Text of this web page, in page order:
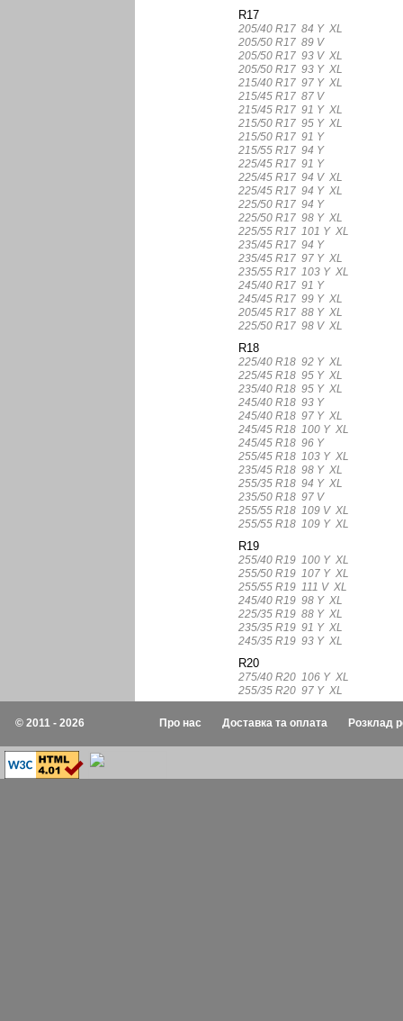
R17
205/40 R17 84 Y XL
205/50 R17 89 V
205/50 R17 93 V XL
205/50 R17 93 Y XL
215/40 R17 97 Y XL
215/45 R17 87 V
215/45 R17 91 Y XL
215/50 R17 95 Y XL
215/50 R17 91 Y
215/55 R17 94 Y
225/45 R17 91 Y
225/45 R17 94 V XL
225/45 R17 94 Y XL
225/50 R17 94 Y
225/50 R17 98 Y XL
225/55 R17 101 Y XL
235/45 R17 94 Y
235/45 R17 97 Y XL
235/55 R17 103 Y XL
245/40 R17 91 Y
245/45 R17 99 Y XL
205/45 R17 88 Y XL
225/50 R17 98 V XL
R18
225/40 R18 92 Y XL
225/45 R18 95 Y XL
235/40 R18 95 Y XL
245/40 R18 93 Y
245/40 R18 97 Y XL
245/45 R18 100 Y XL
245/45 R18 96 Y
255/45 R18 103 Y XL
235/45 R18 98 Y XL
255/35 R18 94 Y XL
235/50 R18 97 V
255/55 R18 109 V XL
255/55 R18 109 Y XL
R19
255/40 R19 100 Y XL
255/50 R19 107 Y XL
255/55 R19 111 V XL
245/40 R19 98 Y XL
225/35 R19 88 Y XL
235/35 R19 91 Y XL
245/35 R19 93 Y XL
R20
275/40 R20 106 Y XL
255/35 R20 97 Y XL
© 2011 - 2026 Про нас Доставка та оплата Розклад